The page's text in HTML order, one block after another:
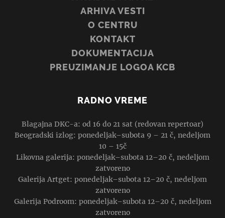
ARHIVA VESTI
O CENTRU
KONTAKT
DOKUMENTACIJA
PREUZIMANJE LOGOA KCB
RADNO VREME
Blagajna DKC-a: od 16 do 21 sat (redovan repertoar)
Beogradski izlog: ponedeljak–subota 9 – 21 č, nedeljom
10 – 15č
Likovna galerija: ponedeljak–subota 12–20 č, nedeljom
zatvoreno
Galerija Artget: ponedeljak–subota 12–20 č, nedeljom
zatvoreno
Galerija Podroom: ponedeljak–subota 12–20 č, nedeljom
zatvoreno